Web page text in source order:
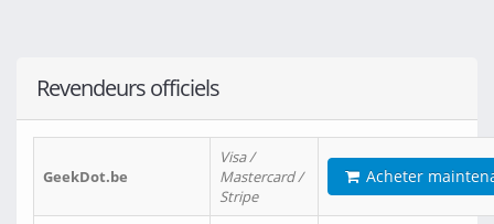
Revendeurs officiels
GeekDot.be
Visa /
Mastercard /
Stripe
Acheter